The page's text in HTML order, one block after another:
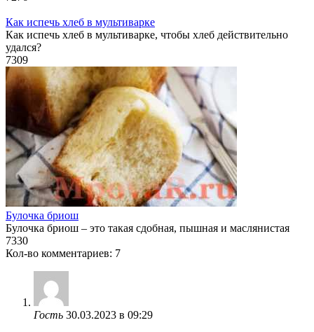
Как испечь хлеб в мультиварке
Как испечь хлеб в мультиварке, чтобы хлеб действительно
удался?
7309
Булочка бриош
Булочка бриош – это такая сдобная, пышная и маслянистая
7330
Кол-во комментариев: 7
Гость 30.03.2023 в 09:29